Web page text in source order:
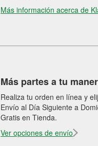
Más información acerca de
Más partes a tu
Realiza tu orden en línea y
Envío al Día Siguiente a
Gratis en Tienda.
Ver opciones de envío